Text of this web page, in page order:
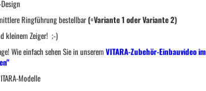
Ringführung bestellbar(=Variante 1 oder Variante 2)
kleinem Zeiger! ;-)
Wie einfach sehen Sie in unseremVITARA-Zubehör-Einbauvideo
Modelle